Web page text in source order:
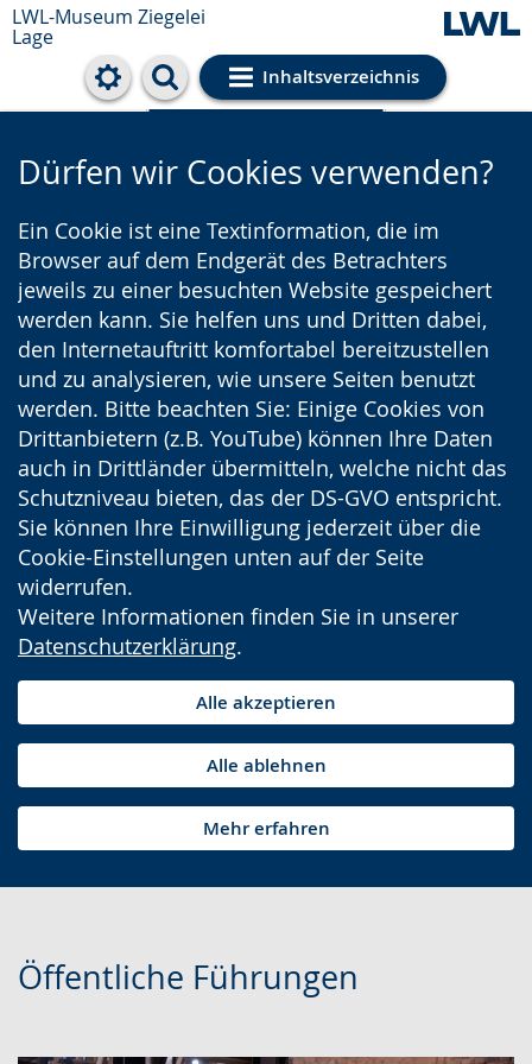
LWL-Museum Ziegelei
Lage
Inhaltsverzeichnis
Cookie-Einstellungen
Dürfen wir Cookies verwenden?
Ein Cookie ist eine Textinformation, die im
Browser auf dem Endgerät des Betrachters
jeweils zu einer besuchten Website gespeichert
werden kann. Sie helfen uns und Dritten dabei,
den Internetauftritt komfortabel bereitzustellen
und zu analysieren, wie unsere Seiten benutzt
werden. Bitte beachten Sie: Einige Cookies von
Drittanbietern (z.B. YouTube) können Ihre Daten
auch in Drittländer übermitteln, welche nicht das
Schutzniveau bieten, das der DS-GVO entspricht.
Sie können Ihre Einwilligung jederzeit über die
Cookie-Einstellungen unten auf der Seite
widerrufen.
Weitere Informationen finden Sie in unserer
Datenschutzerklärung.
Alle akzeptieren
Alle ablehnen
Mehr erfahren
Öffentliche Führungen